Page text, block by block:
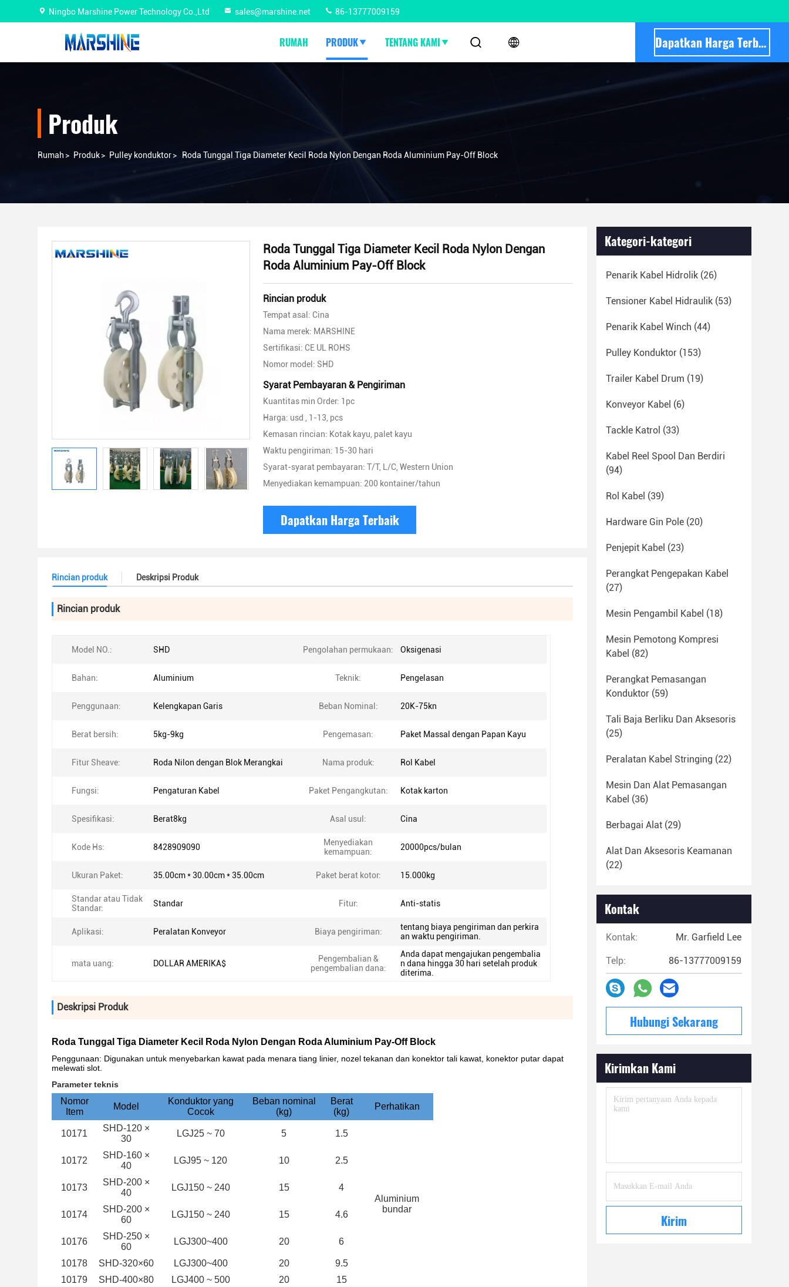
Ningbo Marshine Power Technology Co.,Ltd sales@marshine.net 86-13777009159
RUMAH PRODUK TENTANG KAMI Dapatkan Harga Terbaik
Produk
Rumah > Produk> Pulley konduktor> Roda Tunggal Tiga Diameter Kecil Roda Nylon Dengan Roda Aluminium Pay-Off Block
Roda Tunggal Tiga Diameter Kecil Roda Nylon Dengan
Roda Aluminium Pay-Off Block
Rincian produk
Tempat asal: Cina
Nama merek: MARSHINE
Sertifikasi: CE UL ROHS
Nomor model: SHD
Syarat Pembayaran & Pengiriman
Kuantitas min Order: 1pc
Harga: usd , 1-13, pcs
Kemasan rincian: Kotak kayu, palet kayu
Waktu pengiriman: 15-30 hari
Syarat-syarat pembayaran: T/T, L/C, Western Union
Menyediakan kemampuan: 200 kontainer/tahun
Dapatkan Harga Terbaik
Rincian produk Deskripsi Produk
Rincian produk
Model NO.: SHD Pengolahan permukaan: Oksigenasi
Bahan: Aluminium Teknik: Pengelasan
Penggunaan: Kelengkapan Garis Beban Nominal: 20K-75kn
Berat bersih: 5kg-9kg Pengemasan: Paket Massal dengan Papan Kayu
Fitur Sheave: Roda Nilon dengan Blok Merangkai Nama produk: Rol Kabel
Fungsi: Pengaturan Kabel Paket Pengangkutan: Kotak karton
Spesifikasi: Berat8kg Asal usul: Cina
Kode Hs: 8428909090
Menyediakan
kemampuan:
20000pcs/bulan
Ukuran Paket: 35.00cm * 30.00cm * 35.00cm Paket berat kotor: 15.000kg
Standar atau Tidak
Standar:
Standar Fitur: Anti-statis
Aplikasi: Peralatan Konveyor Biaya pengiriman:
tentang biaya pengiriman dan perkira
an waktu pengiriman.
mata uang: DOLLAR AMERIKA$
Pengembalian &
pengembalian dana:
Anda dapat mengajukan pengembalia
n dana hingga 30 hari setelah produk
diterima.
Deskripsi Produk
Roda Tunggal Tiga Diameter Kecil Roda Nylon Dengan Roda Aluminium Pay-Off Block
Penggunaan: Digunakan untuk menyebarkan kawat pada menara tiang linier, nozel tekanan dan konektor tali kawat, konektor putar dapat
melewati slot.
Parameter teknis
Nomor
Item
Model
Konduktor yang
Cocok
Beban nominal
(kg)
Berat
(kg)
Perhatikan
10171
SHD-120 ×
30
LGJ25 ~ 70 5 1.5
Aluminium
bundar
10172
SHD-160 ×
40
LGJ95 ~ 120 10 2.5
10173
SHD-200 ×
40
LGJ150 ~ 240 15 4
10174
SHD-200 ×
60
LGJ150 ~ 240 15 4.6
10176
SHD-250 ×
60
LGJ300~400 20 6
10178 SHD-320×60 LGJ300~400 20
9.5
10179
SHD-400×80 LGJ400 ~ 500 20 15
Kategori-kategori
Penarik Kabel Hidrolik (26)
Tensioner Kabel Hidraulik (53)
Penarik Kabel Winch (44)
Pulley Konduktor (153)
Trailer Kabel Drum (19)
Konveyor Kabel (6)
Tackle Katrol (33)
Kabel Reel Spool Dan Berdiri
(94)
Rol Kabel (39)
Hardware Gin Pole (20)
Penjepit Kabel (23)
Perangkat Pengepakan Kabel
(27)
Mesin Pengambil Kabel (18)
Mesin Pemotong Kompresi
Kabel (82)
Perangkat Pemasangan
Konduktor (59)
Tali Baja Berliku Dan Aksesoris
(25)
Peralatan Kabel Stringing (22)
Mesin Dan Alat Pemasangan
Kabel (36)
Berbagai Alat (29)
Alat Dan Aksesoris Keamanan
(22)
Kontak
Kontak: Mr. Garfield Lee
Telp: 86-13777009159
Hubungi Sekarang
Kirimkan Kami
Kirim